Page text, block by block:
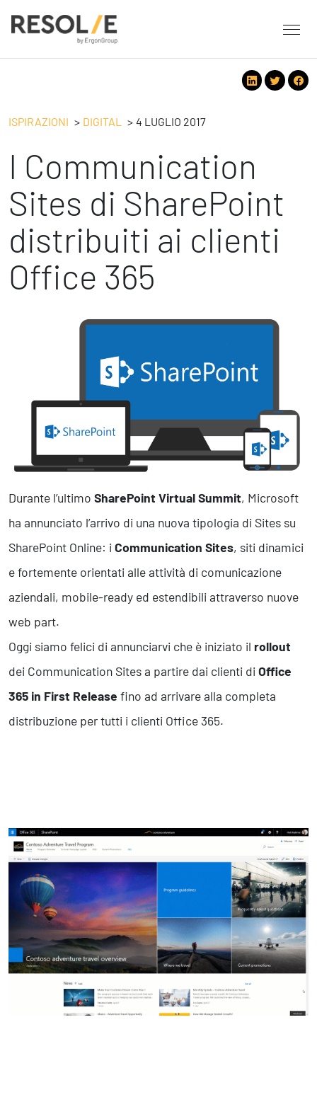
Servizi
People
Strategy
Future
Digital
Operation
Safety
Tecnologie
Eventi
Ispirazioni
Formazione
People
Leadership
Benessere Organizzativo & Sostenibile
Performance Management
Strategy
Change Management
Business Process Improvement
Marketing Strategico
Future
Innovazione
Collaborative Design
Europe
Digital
Modern Infrastructure
Remote Working & Video e Audio Conferencing
Sicurezza & Conformità
Business Intelligence, Analitiche e Intelligenza Artificiale
Sviluppo App
Operation
Smart Working
Safety
Sicurezza sul Lavoro
Assistenza Ambientale
Sicurezza Alimentare
Cyber Security
ISPIRAZIONI DIGITAL 4 LUGLIO 2017
I Communication
Sites di SharePoint
distribuiti ai clienti
Office 365
Durante l’ultimo SharePoint Virtual Summit, Microsoft
ha annunciato l’arrivo di una nuova tipologia di Sites su
SharePoint Online: i Communication Sites, siti dinamici
e fortemente orientati alle attività di comunicazione
aziendali, mobile-ready ed estendibili attraverso nuove
web part.
Oggi siamo felici di annunciarvi che è iniziato il rollout
dei Communication Sites a partire dai clienti di Office
365 in First Release fino ad arrivare alla completa
distribuzione per tutti i clienti Office 365.